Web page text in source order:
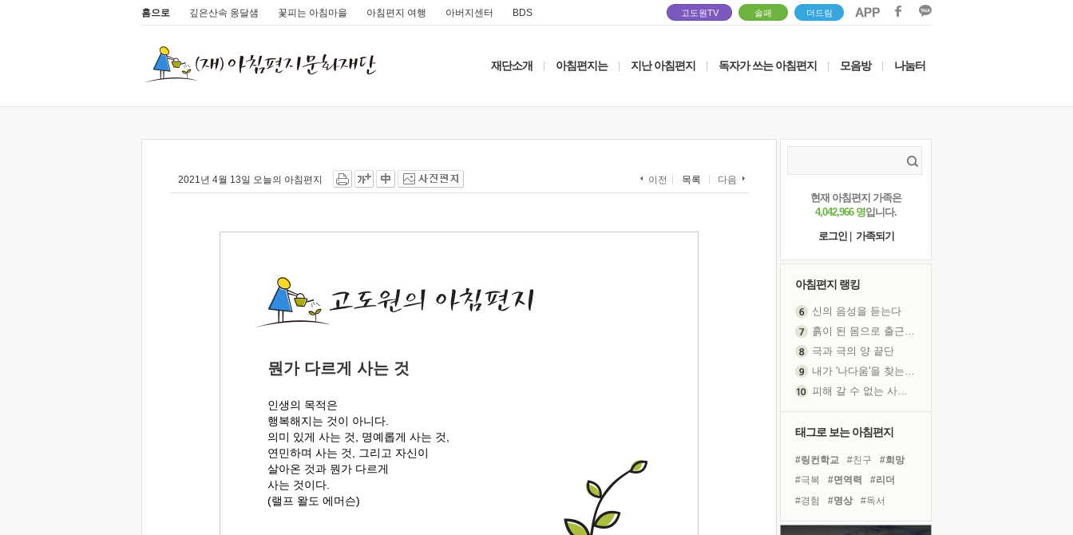
홈으로 깊은산속 옹달샘 꽃피는 아침마을 아침편지 여행 아버지센터 BDS 고도원TV 솔패 더드림
재단소개 아침편지는 지난 아침편지 독자가 쓰는 아침편지 모음방 나눔터
2021년 4월 13일 오늘의 아침편지 이전 목록 다음
뭔가 다르게 사는 것
인생의 목적은
행복해지는 것이 아니다.
의미 있게 사는 것, 명예롭게 사는 것,
연민하며 사는 것, 그리고 자신이
살아온 것과 뭔가 다르게
사는 것이다.
(랠프 왈도 에머슨)
현재 아침편지 가족은
4,042,966 명입니다.
로그인
가족되기
아침편지 랭킹
신의 음성을 듣는다
흙이 된 몸으로 출근하는 여자
극과 극의 양 끝단
내가 '나다움'을 찾는 길
피해 갈 수 없는 사건들
꿈이 실제가 되는 것
보고 싶은 어머니
태그로 보는 아침편지
#링컨학교 #친구
#희망
#극복
#면역력
#리더
#경험
#명상
#독서